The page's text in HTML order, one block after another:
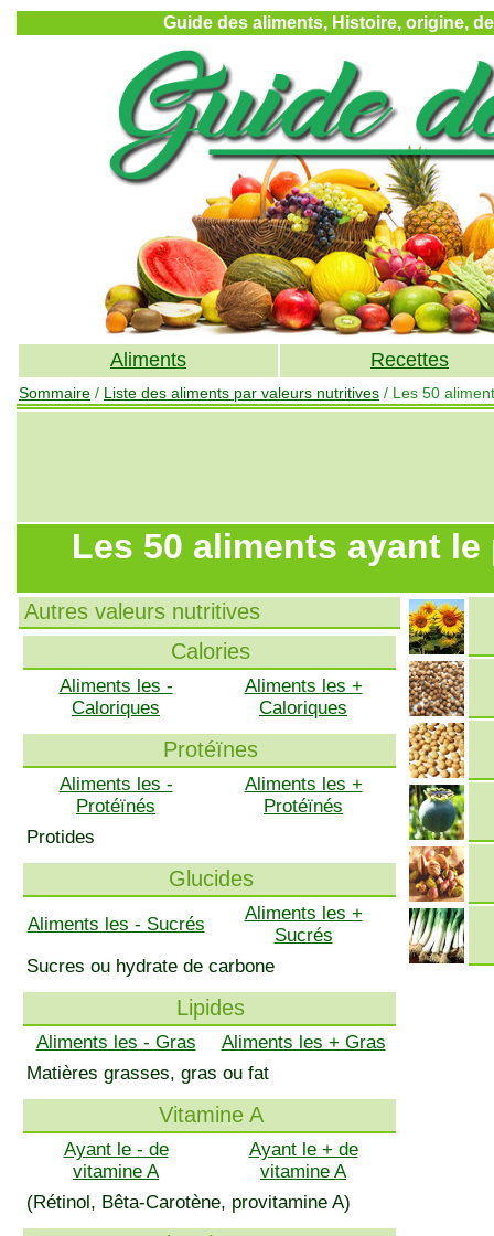
Guide des aliments, Histoire, origine,
Aliments Recettes
Sommaire / Liste des aliments par valeurs nutritives / Les 50
Les 50 aliments ayant
Autres valeurs nutritives
Calories
Aliments les -
Caloriques
Aliments les +
Caloriques
Protéïnes
Aliments les -
Protéïnés
Aliments les +
Protéïnés
Protides
Glucides
Aliments les - Sucrés
Aliments les +
Sucrés
Sucres ou hydrate de carbone
Lipides
Aliments les - Gras
Aliments les + Gras
Matières grasses, gras ou fat
Vitamine A
Ayant le - de
vitamine A
Ayant le + de
vitamine A
(Rétinol, Bêta-Carotène, provitamine A)